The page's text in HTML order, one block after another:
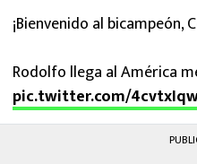
¡Bienvenido al bicampeón,
Rodolfo llega al América
pic.twitter.com/